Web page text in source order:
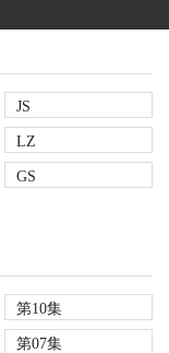
JS
LZ
GS
第10集
第07集